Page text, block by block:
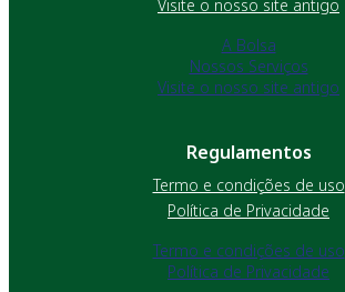
Visite o nosso site antigo
A Bolsa
Nossos Serviços
Visite o nosso site antigo
Regulamentos
Termo e condições de uso
Política de Privacidade
Termo e condições de uso
Política de Privacidade